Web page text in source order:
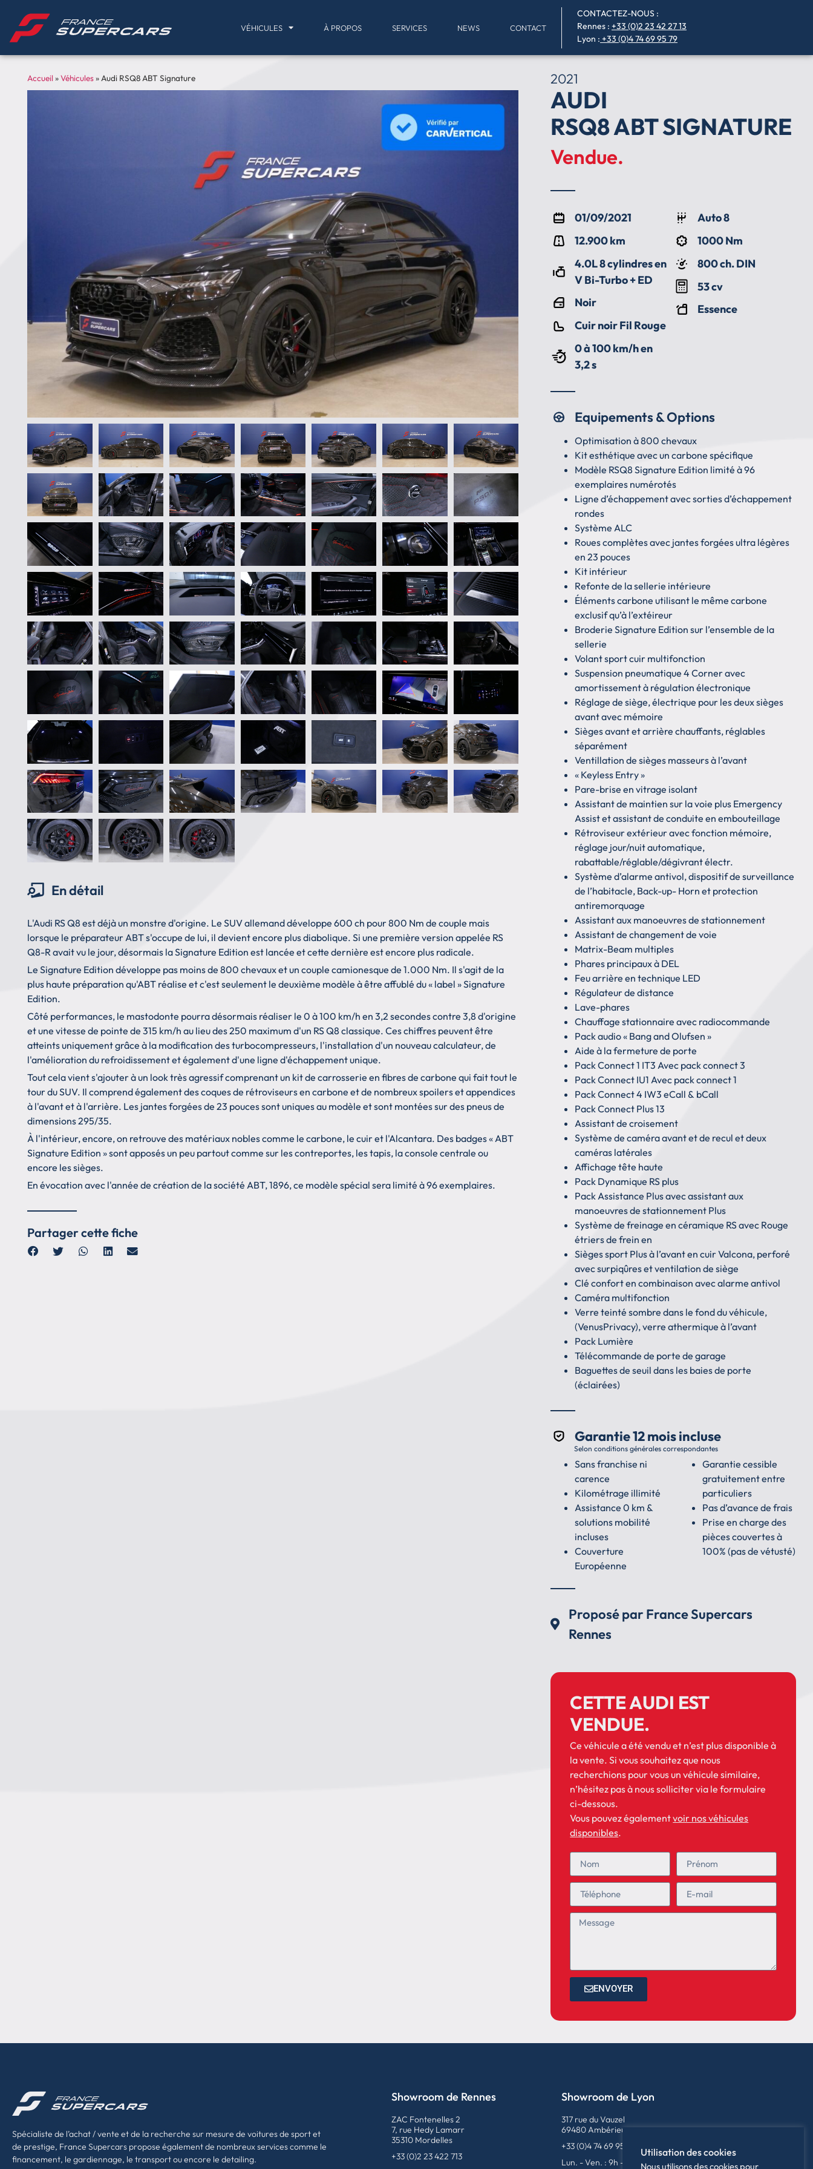
VÉHICULES À PROPOS SERVICES NEWS CONTACT
CONTACTEZ-NOUS :
Rennes : +33 (0)2 23 42 27 13
Lyon : +33 (0)4 74 69 95 79
Accueil»Véhicules»Audi RSQ8 ABT Signature
En détail
L'Audi RS Q8 est déjà un monstre d'origine. Le SUV allemand développe 600 ch pour 800 Nm de couple mais
lorsque le préparateur ABT s'occupe de lui, il devient encore plus diabolique. Si une première version appelée RS
Q8-R avait vu le jour, désormais la Signature Edition est lancée et cette dernière est encore plus radicale.
Le Signature Edition développe pas moins de 800 chevaux et un couple camionesque de 1.000 Nm. Il s'agit de la
plus haute préparation qu'ABT réalise et c'est seulement le deuxième modèle à être affublé du « label » Signature
Edition.
Côté performances, le mastodonte pourra désormais réaliser le 0 à 100 km/h en 3,2 secondes contre 3,8 d'origine
et une vitesse de pointe de 315 km/h au lieu des 250 maximum d'un RS Q8 classique. Ces chiffres peuvent être
atteints uniquement grâce à la modification des turbocompresseurs, l'installation d'un nouveau calculateur, de
l'amélioration du refroidissement et également d'une ligne d'échappement unique.
Tout cela vient s'ajouter à un look très agressif comprenant un kit de carrosserie en fibres de carbone qui fait tout le
tour du SUV. Il comprend également des coques de rétroviseurs en carbone et de nombreux spoilers et appendices
à l'avant et à l'arrière. Les jantes forgées de 23 pouces sont uniques au modèle et sont montées sur des pneus de
dimensions 295/35.
À l'intérieur, encore, on retrouve des matériaux nobles comme le carbone, le cuir et l'Alcantara. Des badges « ABT
Signature Edition » sont apposés un peu partout comme sur les contreportes, les tapis, la console centrale ou
encore les sièges.
En évocation avec l'année de création de la société ABT, 1896, ce modèle spécial sera limité à 96 exemplaires.
Partager cette fiche
2021
AUDI
RSQ8 ABT SIGNATURE
Vendue.
01/09/2021
12.900 km
4.0L 8 cylindres en
V Bi-Turbo + ED
Noir
Cuir noir Fil Rouge
0 à 100 km/h en
3,2 s
Auto 8
1000 Nm
800 ch. DIN
53 cv
Essence
Equipements & Options
Optimisation à 800 chevaux
Kit esthétique avec un carbone spécifique
Modèle RSQ8 Signature Edition limité à 96
exemplaires numérotés
Ligne d’échappement avec sorties d’échappement
rondes
Système ALC
Roues complètes avec jantes forgées ultra légères
en 23 pouces
Kit intérieur
Refonte de la sellerie intérieure
Éléments carbone utilisant le même carbone
exclusif qu’à l’extéireur
Broderie Signature Edition sur l’ensemble de la
sellerie
Volant sport cuir multifonction
Suspension pneumatique 4 Corner avec
amortissement à régulation électronique
Réglage de siège, électrique pour les deux sièges
avant avec mémoire
Sièges avant et arrière chauffants, réglables
séparément
Ventillation de sièges masseurs à l’avant
« Keyless Entry »
Pare-brise en vitrage isolant
Assistant de maintien sur la voie plus Emergency
Assist et assistant de conduite en embouteillage
Rétroviseur extérieur avec fonction mémoire,
réglage jour/nuit automatique,
rabattable/réglable/dégivrant électr.
Système d’alarme antivol, dispositif de surveillance
de l’habitacle, Back-up- Horn et protection
antiremorquage
Assistant aux manoeuvres de stationnement
Assistant de changement de voie
Matrix-Beam multiples
Phares principaux à DEL
Feu arrière en technique LED
Régulateur de distance
Lave-phares
Chauffage stationnaire avec radiocommande
Pack audio « Bang and Olufsen »
Aide à la fermeture de porte
Pack Connect 1 IT3 Avec pack connect 3
Pack Connect IU1 Avec pack connect 1
Pack Connect 4 IW3 eCall & bCall
Pack Connect Plus 13
Assistant de croisement
Système de caméra avant et de recul et deux
caméras latérales
Affichage tête haute
Pack Dynamique RS plus
Pack Assistance Plus avec assistant aux
manoeuvres de stationnement Plus
Système de freinage en céramique RS avec Rouge
étriers de frein en
Sièges sport Plus à l’avant en cuir Valcona, perforé
avec surpiqûres et ventilation de siège
Clé confort en combinaison avec alarme antivol
Caméra multifonction
Verre teinté sombre dans le fond du véhicule,
(VenusPrivacy), verre athermique à l’avant
Pack Lumière
Télécommande de porte de garage
Baguettes de seuil dans les baies de porte
(éclairées)
Garantie 12 mois incluse
Selon conditions générales correspondantes
Sans franchise ni
carence
Kilométrage illimité
Assistance 0 km &
solutions mobilité
incluses
Couverture
Européenne
Garantie cessible
gratuitement entre
particuliers
Pas d’avance de frais
Prise en charge des
pièces couvertes à
100% (pas de vétusté)
Proposé par France Supercars
Rennes
CETTE AUDI EST
VENDUE.
Ce véhicule a été vendu et n’est plus disponible à
la vente. Si vous souhaitez que nous
recherchions pour vous un véhicule similaire,
n’hésitez pas à nous solliciter via le formulaire
ci-dessous.
Vous pouvez égalementvoir nos véhicules
disponibles.
ENVOYER
Spécialiste de l’achat / vente et de la recherche sur mesure de voitures de sport et
de prestige, France Supercars propose également de nombreux services comme le
financement, le gardiennage, le transport ou encore le detailing.
Showroom de Rennes
ZAC Fontenelles 2
7, rue Hedy Lamarr
35310 Mordelles
+33 (0)2 23 422 713
Showroom de Lyon
317 rue du Vauzel
69480 Ambérieux
+33 (0)4 74 69 95 79
Lun. - Ven. : 9h - 12h / 14h - 18h
Utilisation des cookies
Nous utilisons des cookies pour